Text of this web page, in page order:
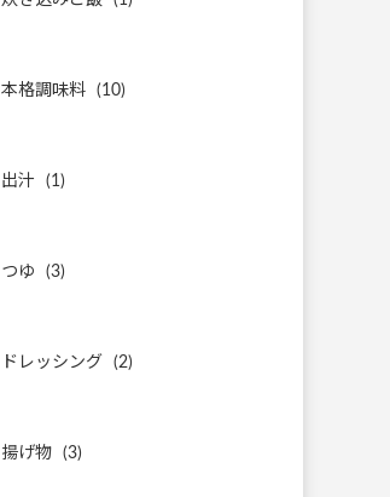
本格調味料 (10)
出汁 (1)
つゆ (3)
ドレッシング (2)
揚げ物 (3)